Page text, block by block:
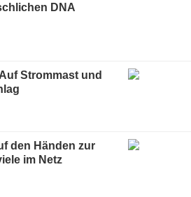
DNA
Strommast und
den Händen zur
im Netz